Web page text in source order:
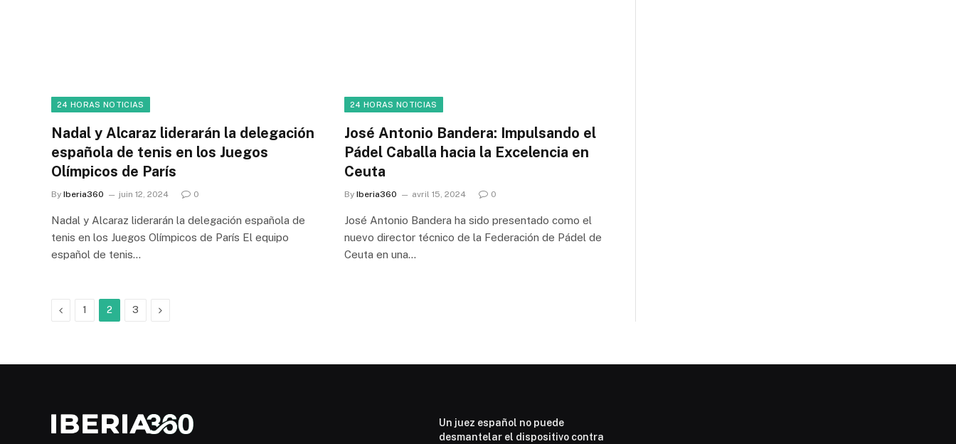
24 HORAS NOTICIAS
Nadal y Alcaraz liderarán la delegación
española de tenis en los Juegos
Olímpicos de París
By Iberia360 juin 12, 2024 0
Nadal y Alcaraz liderarán la delegación española de
tenis en los Juegos Olímpicos de París El equipo
español de tenis…
24 HORAS NOTICIAS
José Antonio Bandera: Impulsando el
Pádel Caballa hacia la Excelencia en
Ceuta
By Iberia360 avril 15, 2024 0
José Antonio Bandera ha sido presentado como el
nuevo director técnico de la Federación de Pádel de
Ceuta en una…
Previous
1 2 3 Next
Un juez español no puede
desmantelar el dispositivo contra